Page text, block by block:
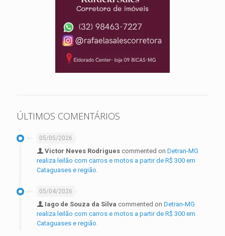
ÚLTIMOS COMENTÁRIOS
05/05/2026
Victor Neves Rodrigues commented on Detran-MG
realiza leilão com carros e motos a partir de R$ 300 em
Cataguases e região.
05/04/2026
Iago de Souza da Silva commented on Detran-MG
realiza leilão com carros e motos a partir de R$ 300 em
Cataguases e região.